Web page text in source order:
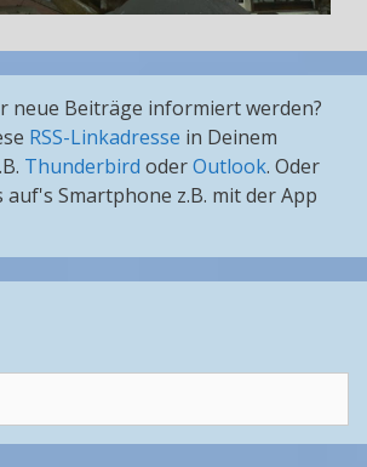
neue Beiträge informiert werden?
RSS-Linkadresse in Deinem
Thunderbird oderOutlook. Oder
auf's Smartphone z.B. mit der App